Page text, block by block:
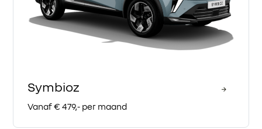
Symbioz
Vanaf € 479,- per maand